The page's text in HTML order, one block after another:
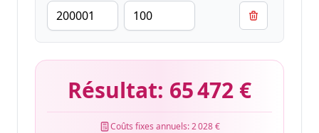
Résultat: 65 472 €
Coûts fixes annuels:2 028 €